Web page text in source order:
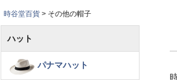
時谷堂百貨 その他の帽子
ハット
パナマハット